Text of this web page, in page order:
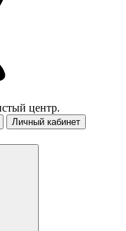
центр.
Личный кабинет